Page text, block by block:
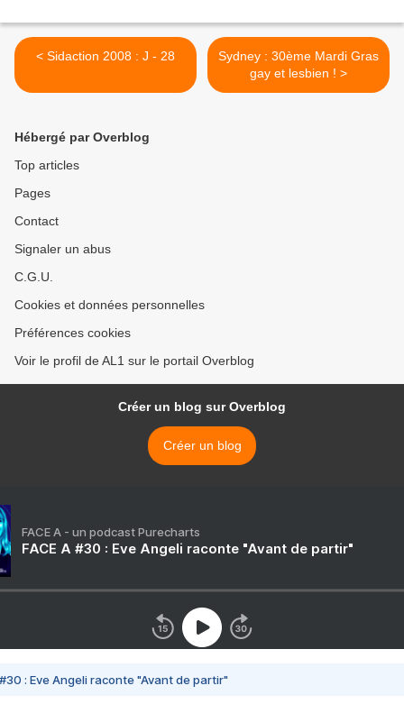
< Sidaction 2008 : J - 28
Sydney : 30ème Mardi Gras
gay et lesbien ! >
Hébergé par Overblog
Top articles
Pages
Contact
Signaler un abus
C.G.U.
Cookies et données personnelles
Préférences cookies
Voir le profil de AL1 sur le portail Overblog
Créer un blog sur Overblog
Créer un blog
FACE A - un podcast Purecharts
FACE A #30 : Eve Angeli raconte "Avant de partir"
#30 : Eve Angeli raconte "Avant de partir"